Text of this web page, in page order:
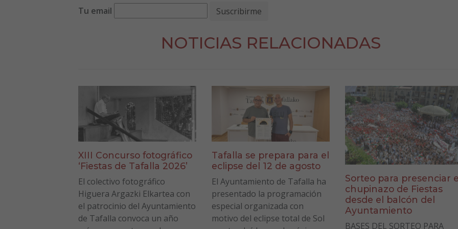
Tu email
NOTICIAS RELACIONADAS
XIII Concurso fotográfico
‘Fiestas de Tafalla 2026’
El colectivo fotográfico
Higuera Argazki Elkartea con
el patrocinio del Ayuntamiento
de Tafalla convoca un año
Tafalla se prepara para el
eclipse del 12 de agosto
El Ayuntamiento de Tafalla ha
presentado la programación
especial organizada con
motivo del eclipse total de Sol
Sorteo para presenciar
chupinazo de Fiestas
desde el balcón del
Ayuntamiento
BASES DEL SORTEO PARA